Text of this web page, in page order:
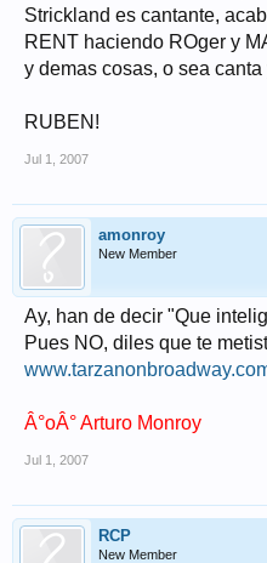
Strickland es cantante,
RENT haciendo ROger y
y demas cosas, o sea canta
RUBEN!
Jul 1, 2007
amonroy
New Member
Ay, han de decir "Que
Pues NO, diles que te
Â°oÂ° Arturo Monroy
Jul 1, 2007
RCP
New Member